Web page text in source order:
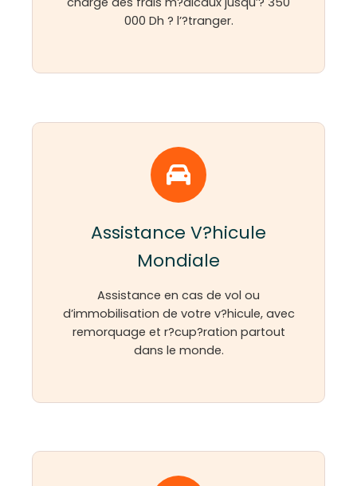
000 Dh ? l’?tranger.
Assistance V?hicule
Mondiale
Assistance en cas de vol ou
d’immobilisation de votre v?hicule, avec
remorquage et r?cup?ration partout
dans le monde.